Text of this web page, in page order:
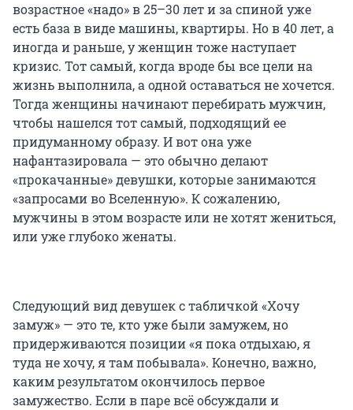
возрастное «надо» в 25–30 лет и за спиной уже
есть база в виде машины, квартиры. Но в 40 лет, а
иногда и раньше, у женщин тоже наступает
кризис. Тот самый, когда вроде бы все цели на
жизнь выполнила, а одной оставаться не хочется.
Тогда женщины начинают перебирать мужчин,
чтобы нашелся тот самый, подходящий ее
придуманному образу. И вот она уже
нафантазировала — это обычно делают
«прокачанные» девушки, которые занимаются
«запросами во Вселенную». К сожалению,
мужчины в этом возрасте или не хотят жениться,
или уже глубоко женаты.
Следующий вид девушек с табличкой «Хочу
замуж» — это те, кто уже были замужем, но
придерживаются позиции «я пока отдыхаю, я
туда не хочу, я там побывала». Конечно, важно,
каким результатом окончилось первое
замужество. Если в паре всё обсуждали и